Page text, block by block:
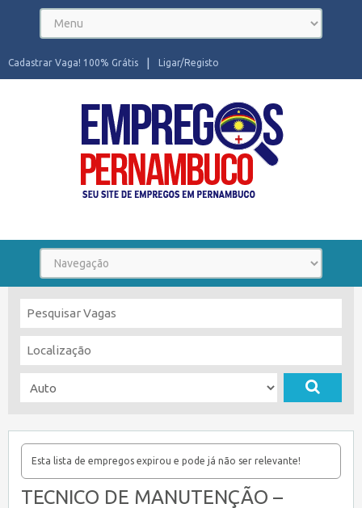
Ligar/Registo
Cadastrar Vaga! 100% Grátis
Esta lista de empregos expirou e pode já não ser relevante!
TECNICO DE MANUTENÇÃO –